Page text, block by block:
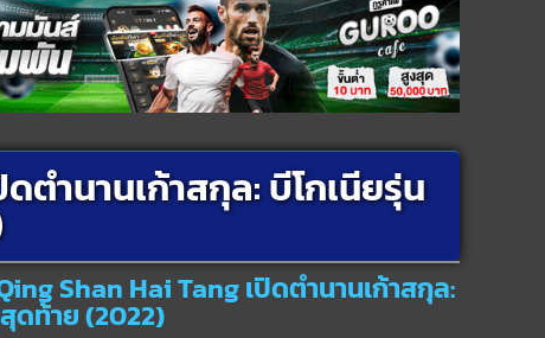
ตํานานเก้าสกุล: บีโกเนียรุ่น
Shan Hai Tang เปิดตํานานเก้าสกุล:
ดท้าย (2022)